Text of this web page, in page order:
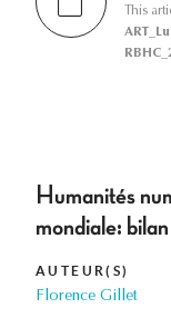
This
Humanités
mondiale:
AUTEUR(S)
Florence Gillet